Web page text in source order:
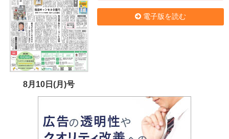
8月10日(月)号
電子版を読む